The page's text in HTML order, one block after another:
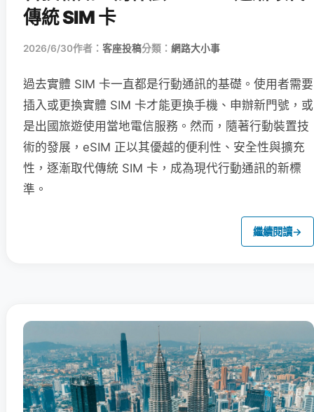
傳統 SIM 卡
2026/6/30作者： 客座投稿分類： 網路大小事
過去實體 SIM 卡一直都是行動通訊的基礎。使用者需要
插入或更換實體 SIM 卡才能更換手機、申辦新門號，或
是出國旅遊使用當地電信服務。然而，隨著行動裝置技
術的發展，eSIM 正以其優越的便利性、安全性與擴充
性，逐漸取代傳統 SIM 卡，成為現代行動通訊的新標
準。
繼續閱讀→